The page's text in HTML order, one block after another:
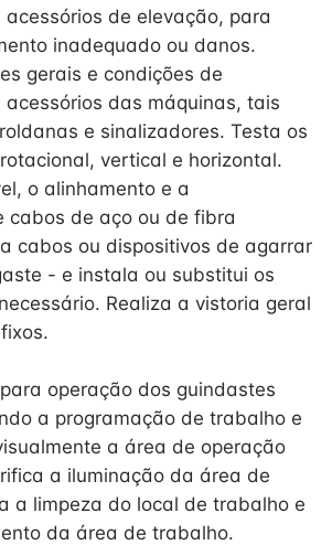
de elevação, para
inadequado ou danos.
gerais e condições de
acessórios das máquinas, tais
e sinalizadores. Testa os
vertical e horizontal.
o alinhamento e a
cabos de aço ou de fibra
cabos ou dispositivos de agarrar
- e instala ou substitui os
Realiza a vistoria geral
operação dos guindastes
a programação de trabalho e
a área de operação
a iluminação da área de
a limpeza do local de trabalho e
da área de trabalho.